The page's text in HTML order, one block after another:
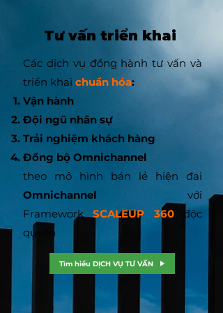
Tư vấn triển khai
Các dịch vụ đồng hànhtư vấn và
triển khai chuẩn hóa:
Vận hành
Đội ngũ nhân sự
Trải nghiệm khách hàng
Đồng bộ Omnichannel
theo mô hình bán lẻ hiện đai
Omnichannel với
FrameworkSCALEUP 360
độc
quyền
Tìm hiểu DỊCH VỤ TƯ VẤN